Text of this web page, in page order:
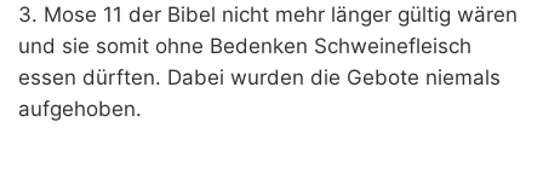
3. Mose 11 der Bibel nicht mehr länger gültig wären
und sie somit ohne Bedenken Schweinefleisch
essen dürften. Dabei wurden die Gebote niemals
aufgehoben.